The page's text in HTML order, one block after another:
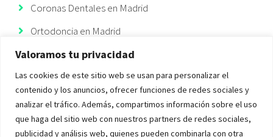
Valoramos tu privacidad
Las cookies de este sitio web se usan para personalizar el
contenido y los anuncios, ofrecer funciones de redes sociales y
analizar el tráfico. Además, compartimos información sobre el uso
que haga del sitio web con nuestros partners de redes sociales,
publicidad y análisis web, quienes pueden combinarla con otra
Coronas Dentales en Madrid
Ortodoncia en Madrid
Ortodoncia Invisible
Implantes Dentales Madrid